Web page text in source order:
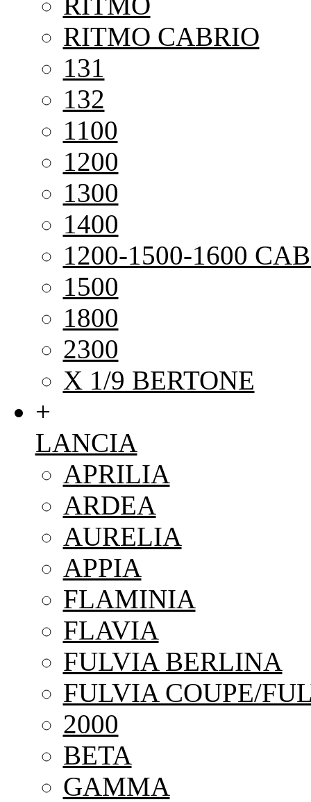
RITMO CABRIO
131
132
1100
1200
1300
1400
1200-1500-1600
1500
1800
2300
X 1/9 BERTONE
+
LANCIA
APRILIA
ARDEA
AURELIA
APPIA
FLAMINIA
FLAVIA
FULVIA BERLINA
FULVIA COUPE/
2000
BETA
GAMMA